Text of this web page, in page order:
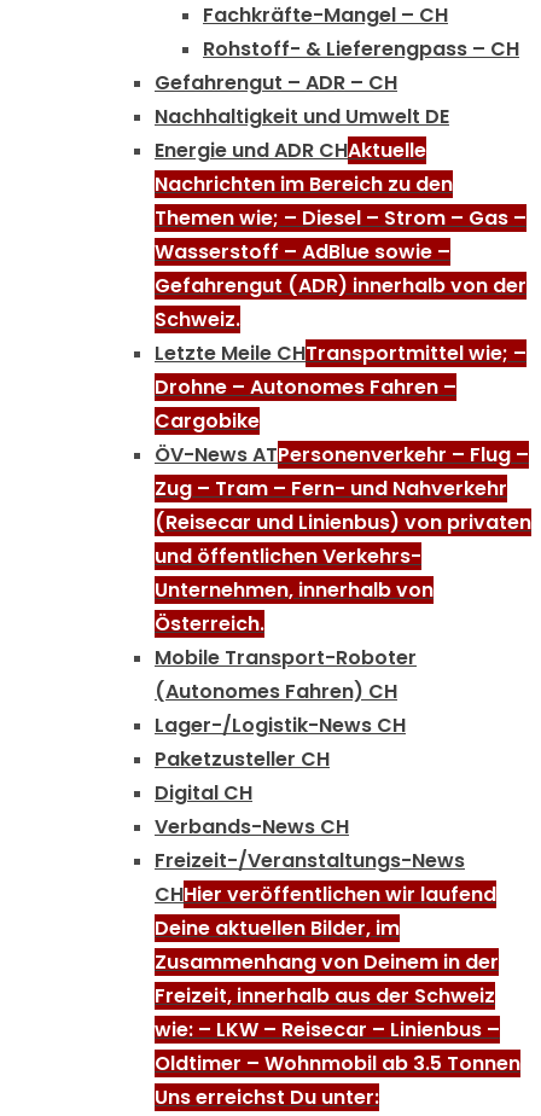
Fachkräfte-Mangel – CH
Rohstoff- & Lieferengpass – CH
Gefahrengut – ADR – CH
Nachhaltigkeit und Umwelt DE
Energie und ADR CHAktuelle
Nachrichten im Bereich zu den
Themen wie; – Diesel – Strom – Gas –
Wasserstoff – AdBlue sowie –
Gefahrengut (ADR) innerhalb von der
Schweiz.
Letzte Meile CHTransportmittel wie; –
Drohne – Autonomes Fahren –
Cargobike
ÖV-News ATPersonenverkehr – Flug –
Zug – Tram – Fern- und Nahverkehr
(Reisecar und Linienbus) von privaten
und öffentlichen Verkehrs-
Unternehmen, innerhalb von
Österreich.
Mobile Transport-Roboter
(Autonomes Fahren) CH
Lager-/Logistik-News CH
Paketzusteller CH
Digital CH
Verbands-News CH
Freizeit-/Veranstaltungs-News
CHHier veröffentlichen wir laufend
Deine aktuellen Bilder, im
Zusammenhang von Deinem in der
Freizeit, innerhalb aus der Schweiz
wie: – LKW – Reisecar – Linienbus –
Oldtimer – Wohnmobil ab 3.5 Tonnen
Uns erreichst Du unter: